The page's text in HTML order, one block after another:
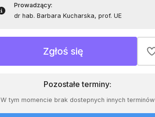
Prowadzący:
dr hab. Barbara Kucharska, prof. UE
Zgłoś się
Pozostałe terminy:
W tym momencie brak dostepnych innych terminów